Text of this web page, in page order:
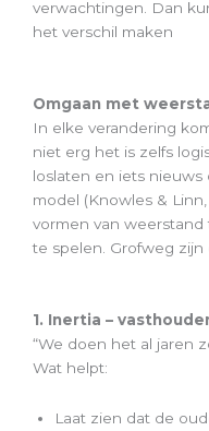
verwachtingen. Dan
het verschil maken
Omgaan met
In elke verandering
niet erg het is zelfs
loslaten en iets nieuws
model (Knowles &
vormen van
te spelen. Grofweg zijn
1. Inertia –
“We doen het al jaren
Wat helpt:
Laat zien dat de